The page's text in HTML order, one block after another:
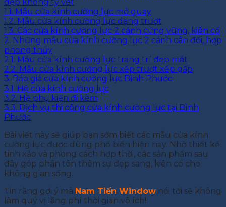
đẹp không tỳ vết
1.1. Mẫu cửa kính cường lực mở quay
1.2. Mẫu cửa kính cường lực dạng trượt
1.3. Các cửa kính cường lực 2 cánh cứng vững, kiên cố
2. Những mẫu cửa kính cường lực 2 cánh cân đối, hợp
phong thủy
2.1. Mẫu cửa kính cường lực trang trí đẹp mắt
2.2. Mẫu cửa kính cường lực xếp trượt xếp gấp
3. Báo giá cửa kính cường lực Bình Phước
3.1. Hệ cửa kính cường lực
3.2. Hệ phụ kiện đi kèm
3.3. Dịch vụ thi công cửa kính cường lực tại Bình
Phước
Bài viết này sẽ giúp bạn sớm biết các mẫu cửa kính
cường lực được dùng phổ biến hiện nay. Nhờ thiết kế
tinh xảo và phong cách hợp thời, các sản phẩm sau
đây góp phần tôn thêm sự đẹp sang, kiên cố cho
không gian sống.
Tin rằng gợi ý mà Nam Tiến Window nói tới sẽ không
làm quý vị lãng phí thời gian vô ích!